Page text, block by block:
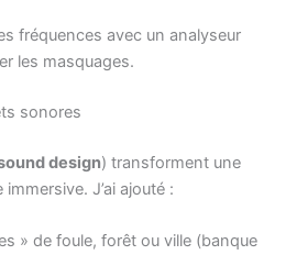
fréquences avec un analyseur
les masquages.
sonores
design) transforment une
J’ai ajouté :
» de foule, forêt ou ville (banque